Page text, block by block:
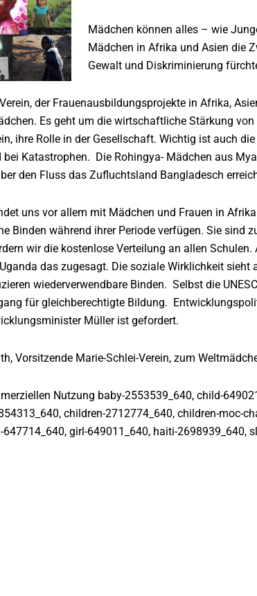
Mädchen können alles – wie
Mädchen in Afrika und Asien die
Gewalt und Diskriminierung
der Frauenausbildungsprojekte in Afrika,
Es geht um die wirtschaftliche Stärkung
ihre Rolle in der Gesellschaft. Wichtig ist auch
bei Katastrophen. Die Rohingya- Mädchen aus
den Fluss das Zufluchtsland Bangladesch
uns vor allem mit Mädchen und Frauen in
Binden während ihrer Periode verfügen. Sie sind
wir die kostenlose Verteilung an allen Schulen.
das zugesagt. Die soziale Wirklichkeit sieht
wiederverwendbare Binden. Selbst die
für gleichberechtigte Bildung.
Müller ist gefordert.
Vorsitzende Marie-Schlei-Verein, zum
Nutzung baby-2553539_640, child-
children-2712774_640, children-moc-
girl-649011_640, haiti-2698939_640,